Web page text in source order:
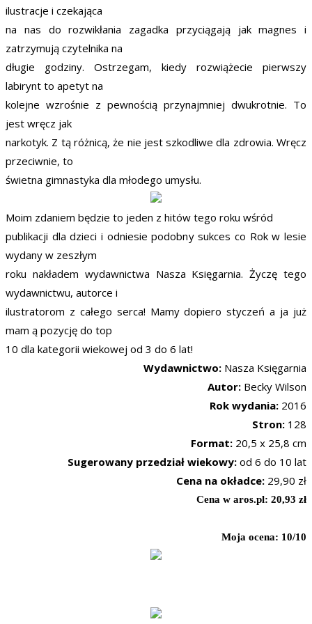
ilustracje i czekająca
na nas do rozwikłania zagadka przyciągają jak magnes i
zatrzymują czytelnika na
długie godziny. Ostrzegam, kiedy rozwiążecie pierwszy
labirynt to apetyt na
kolejne wzrośnie z pewnością przynajmniej dwukrotnie. To
jest wręcz jak
narkotyk. Z tą różnicą, że nie jest szkodliwe dla zdrowia. Wręcz
przeciwnie, to
świetna gimnastyka dla młodego umysłu.
Moim zdaniem będzie to jeden z hitów tego roku wśród
publikacji dla dzieci i odniesie podobny sukces co Rok w lesie
wydany w zeszłym
roku nakładem wydawnictwa Nasza Księgarnia. Życzę tego
wydawnictwu, autorce i
ilustratorom z całego serca! Mamy dopiero styczeń a ja już
mam ą pozycję do top
10 dla kategorii wiekowej od 3 do 6 lat!
Wydawnictwo: Nasza Księgarnia
Autor: Becky Wilson
Rok wydania: 2016
Stron: 128
Format: 20,5 x 25,8 cm
Sugerowany przedział wiekowy: od 6 do 10 lat
Cena na okładce: 29,90 zł
Cena w aros.pl: 20,93 zł
Moja ocena: 10/10